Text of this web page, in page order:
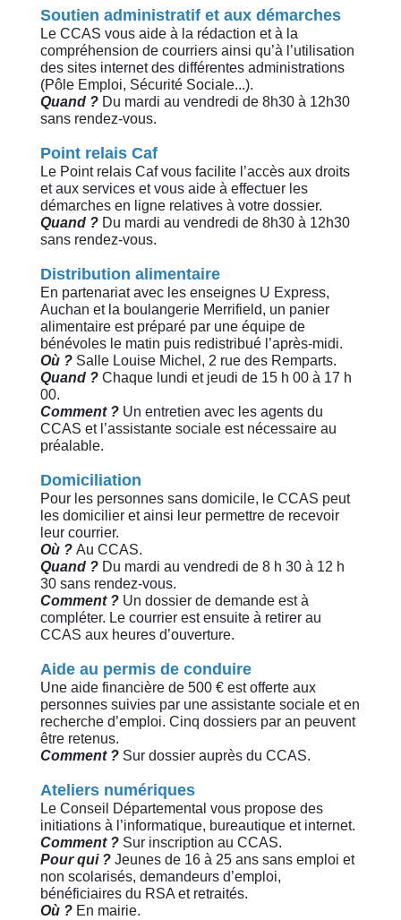
Soutien administratif et aux démarches
Le CCAS vous aide à la rédaction et à la
compréhension de courriers ainsi qu’à l’utilisation
des sites internet des différentes administrations
(Pôle Emploi, Sécurité Sociale...).
Quand ? Du mardi au vendredi de 8h30 à 12h30
sans rendez-vous.
Point relais Caf
Le Point relais Caf vous facilite l’accès aux droits
et aux services et vous aide à effectuer les
démarches en ligne relatives à votre dossier.
Quand ? Du mardi au vendredi de 8h30 à 12h30
sans rendez-vous.
Distribution alimentaire
En partenariat avec les enseignes U Express,
Auchan et la boulangerie Merrifield, un panier
alimentaire est préparé par une équipe de
bénévoles le matin puis redistribué l’après-midi.
Où ? Salle Louise Michel, 2 rue des Remparts.
Quand ? Chaque lundi et jeudi de 15 h 00 à 17 h
00.
Comment ? Un entretien avec les agents du
CCAS et l’assistante sociale est nécessaire au
préalable.
Domiciliation
Pour les personnes sans domicile, le CCAS peut
les domicilier et ainsi leur permettre de recevoir
leur courrier.
Où ? Au CCAS.
Quand ? Du mardi au vendredi de 8 h 30 à 12 h
30 sans rendez-vous.
Comment ? Un dossier de demande est à
compléter. Le courrier est ensuite à retirer au
CCAS aux heures d’ouverture.
Aide au permis de conduire
Une aide financière de 500 € est offerte aux
personnes suivies par une assistante sociale et en
recherche d’emploi. Cinq dossiers par an peuvent
être retenus.
Comment ? Sur dossier auprès du CCAS.
Ateliers numériques
Le Conseil Départemental vous propose des
initiations à l’informatique, bureautique et internet.
Comment ? Sur inscription au CCAS.
Pour qui ? Jeunes de 16 à 25 ans sans emploi et
non scolarisés, demandeurs d’emploi,
bénéficiaires du RSA et retraités.
Où ? En mairie.